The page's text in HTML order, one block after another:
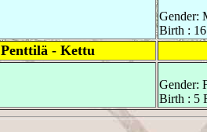
Gender:
Birth :
Penttilä - Kettu
Gender:
Birth : 5